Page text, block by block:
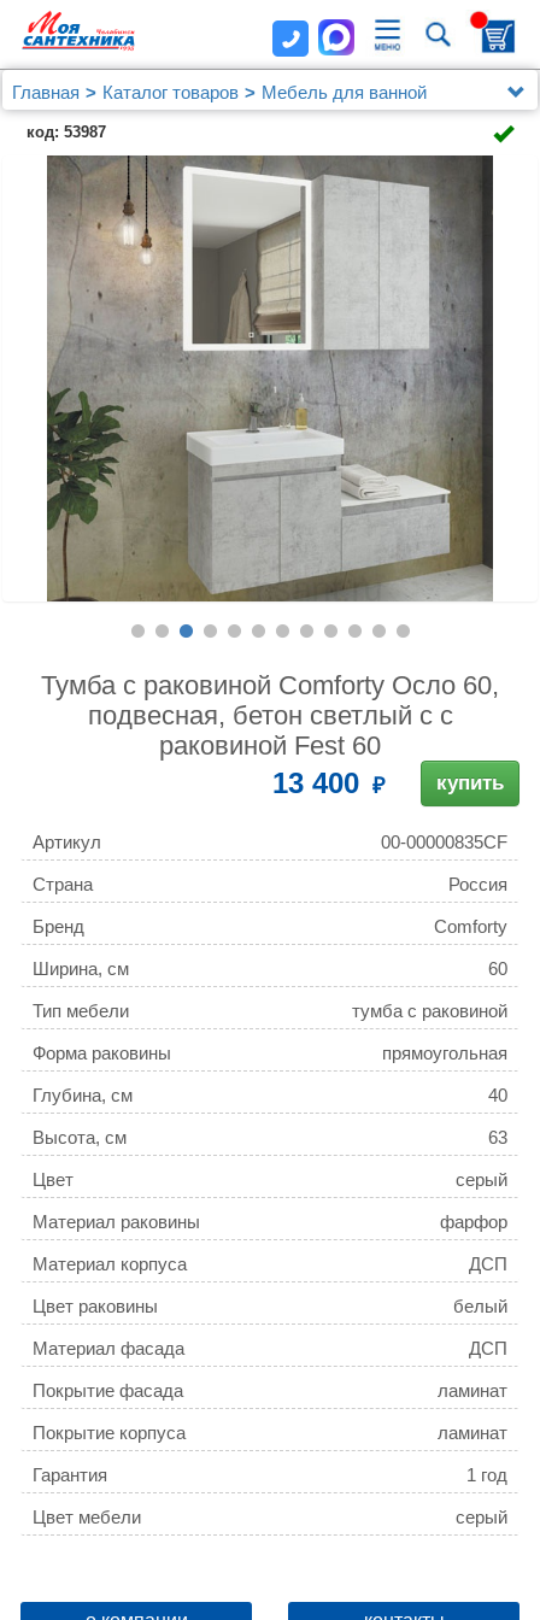
Главная Каталог товаров
Мебель для ванной
Мебель 60 - 79 см.
Тумба с раковиной Comforty Осло 60, подвесная,
бетон светлый с с раковиной Fest 60
код: 53987
Тумба с раковиной Comforty Осло 60,
подвесная, бетон светлый с с
раковиной Fest 60
13 400 купить
Артикул 00-00000835CF
Страна Россия
Бренд Comforty
Ширина, см 60
Тип мебели тумба с раковиной
Форма раковины прямоугольная
Глубина, см 40
Высота, см 63
Цвет серый
Материал раковины фарфор
Материал корпуса ДСП
Цвет раковины белый
Материал фасада ДСП
Покрытие фасада ламинат
Покрытие корпуса ламинат
Гарантия 1 год
Цвет мебели серый